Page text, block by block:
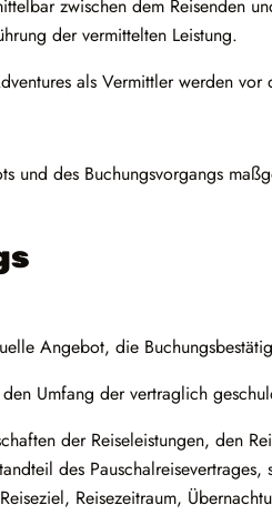
zwischen dem Reisenden
der vermittelten Leistung.
als Vermittler werden vor
und des Buchungsvorgangs
Angebot, die
Umfang der vertraglich
der Reiseleistungen, den
des
Reisezeitraum,